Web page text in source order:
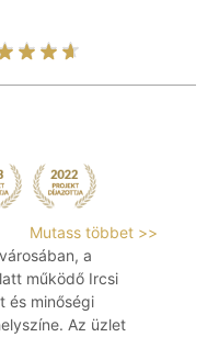
Mutass többet >>
a
működő Ircsi
és minőségi
Az üzlet